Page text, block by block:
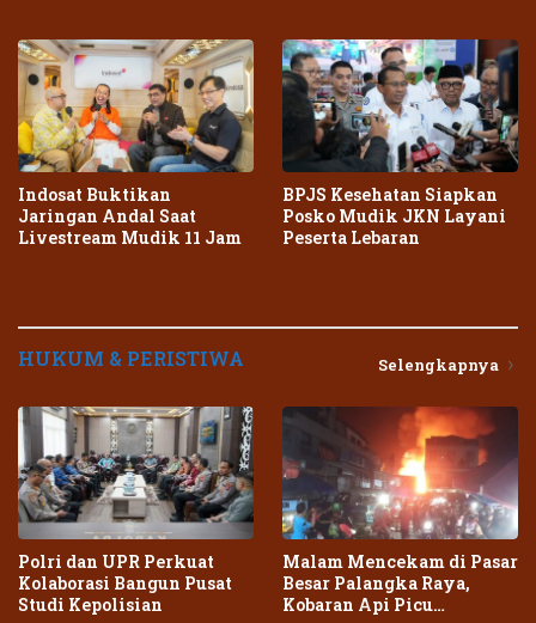
Indosat Buktikan
Jaringan Andal Saat
Livestream Mudik 11 Jam
BPJS Kesehatan Siapkan
Posko Mudik JKN Layani
Peserta Lebaran
HUKUM & PERISTIWA Selengkapnya
Polri dan UPR Perkuat
Kolaborasi Bangun Pusat
Studi Kepolisian
Malam Mencekam di Pasar
Besar Palangka Raya,
Kobaran Api Picu